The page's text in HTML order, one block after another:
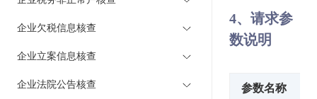
企业欠税信息核查
企业立案信息核查
企业法院公告核查
4、请求参
数说明
参数名称